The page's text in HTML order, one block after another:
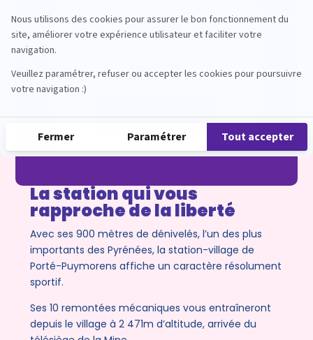
à partir de
26€
Acheter la carte
La station qui vous
rapproche de la liberté
Avec ses 900 mètres de dénivelés, l’un des plus
importants des Pyrénées, la station-village de
Porté-Puymorens affiche un caractère résolument
sportif.
Ses 10 remontées mécaniques vous entraîneront
depuis le village à 2 471m d’altitude, arrivée du